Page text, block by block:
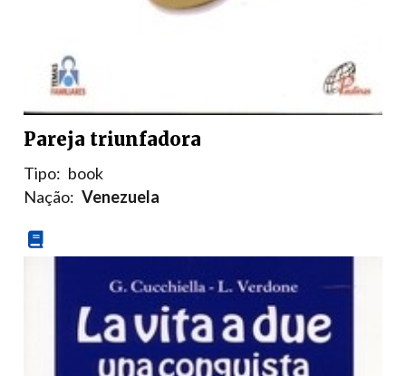
Pareja triunfadora
Tipo: book
Nação: Venezuela